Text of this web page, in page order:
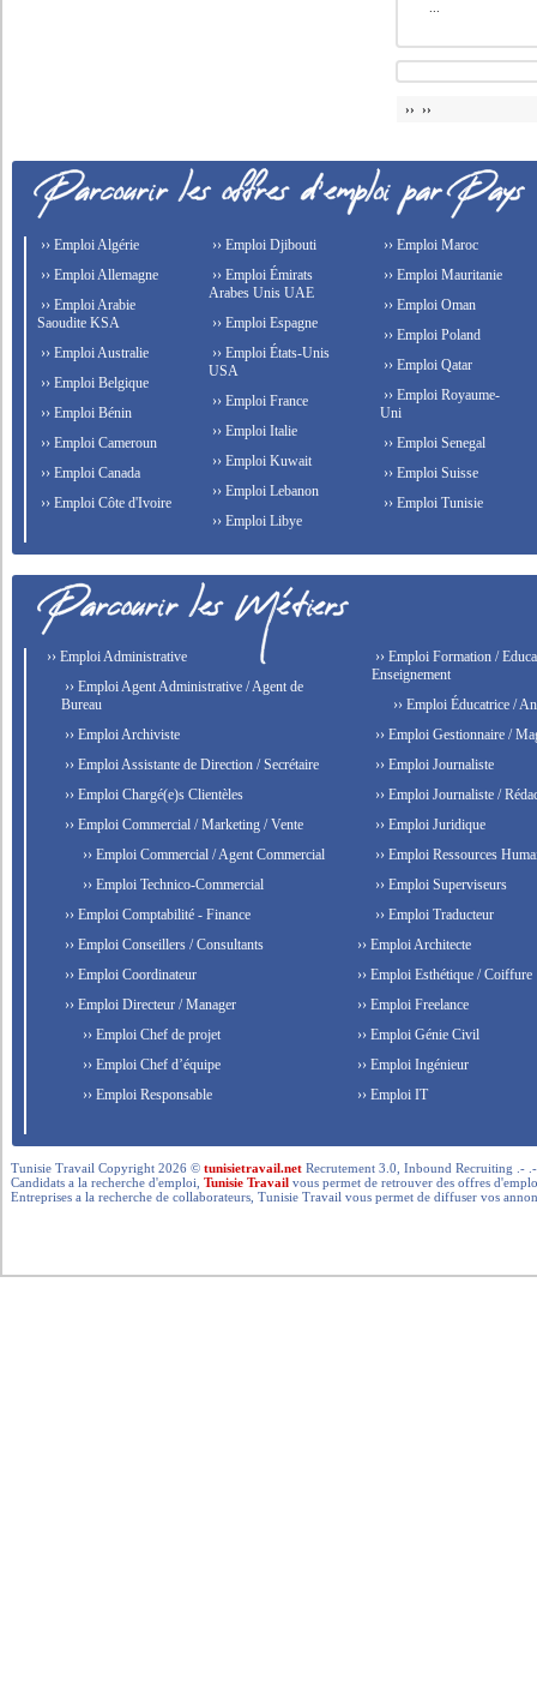
›› ››
›› Emploi Algérie
›› Emploi Allemagne
›› Emploi Arabie
Saoudite KSA
›› Emploi Australie
›› Emploi Belgique
›› Emploi Bénin
›› Emploi Cameroun
›› Emploi Canada
›› Emploi Côte d'Ivoire
›› Emploi Djibouti
›› Emploi Émirats
Arabes Unis UAE
›› Emploi Espagne
›› Emploi États-Unis
USA
›› Emploi France
›› Emploi Italie
›› Emploi Kuwait
›› Emploi Lebanon
›› Emploi Libye
›› Emploi Maroc
›› Emploi Mauritanie
›› Emploi Oman
›› Emploi Poland
›› Emploi Qatar
›› Emploi Royaume-
Uni
›› Emploi Senegal
›› Emploi Suisse
›› Emploi Tunisie
›› Emploi Administrative
›› Emploi Agent Administrative / Agent de
Bureau
›› Emploi Archiviste
›› Emploi Assistante de Direction / Secrétaire
›› Emploi Chargé(e)s Clientèles
›› Emploi Commercial / Marketing / Vente
›› Emploi Commercial / Agent Commercial
›› Emploi Technico-Commercial
›› Emploi Comptabilité - Finance
›› Emploi Conseillers / Consultants
›› Emploi Coordinateur
›› Emploi Directeur / Manager
›› Emploi Chef de projet
›› Emploi Chef d’équipe
›› Emploi Responsable
›› Emploi Formation /
Enseignement
›› Emploi Éducatrice /
›› Emploi Gestionnaire /
›› Emploi Journaliste
›› Emploi Journaliste /
›› Emploi Juridique
›› Emploi Ressources
›› Emploi Superviseurs
›› Emploi Traducteur
›› Emploi Architecte
›› Emploi Esthétique / Coiffure
›› Emploi Freelance
›› Emploi Génie Civil
›› Emploi Ingénieur
›› Emploi IT
Tunisie Travail Copyright 2026 ©tunisietravail.net Recrutement 3.0, Inbound Recruiting .-
Candidats a la recherche d'emploi,Tunisie Travail vous permet de retrouver des offres
Entreprises a la recherche de collaborateurs, Tunisie Travail vous permet de diffuser vos